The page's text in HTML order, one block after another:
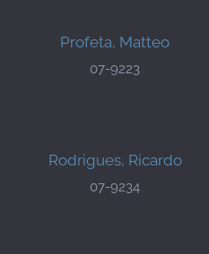
Profeta, Matteo
07-9223
Rodrigues, Ricardo
07-9234